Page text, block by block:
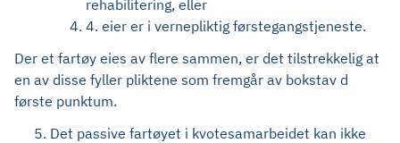
rehabilitering, eller
4. eier er i vernepliktig førstegangstjeneste.
Der et fartøy eies av flere sammen, er det tilstrekkelig at
en av disse fyller pliktene som fremgår av bokstav d
første punktum.
Det passive fartøyet i kvotesamarbeidet kan ikke